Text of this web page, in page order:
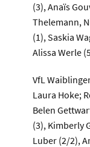
(3), Anaïs
Thelemann,
(1), Saskia
Alissa Werle
VfL
Laura Hoke;
Belen
(3), Kimberly
Luber (2/2),